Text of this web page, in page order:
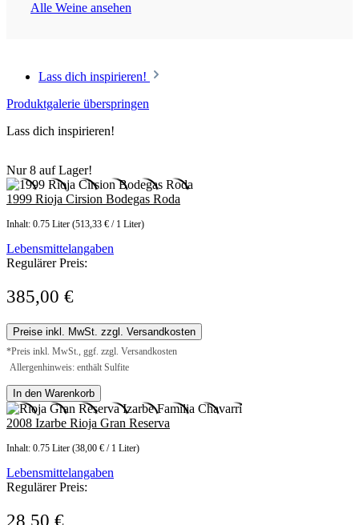
Alle Weine ansehen
Lass dich inspirieren!
Produktgalerie überspringen
Lass dich inspirieren!
Nur 8 auf Lager!
1999 Rioja Cirsion Bodegas Roda
Inhalt: 0.75 Liter (513,33 € / 1 Liter)
Lebensmittelangaben
Regulärer Preis:
385,00 €
Preise inkl. MwSt. zzgl. Versandkosten
*Preis inkl. MwSt., ggf. zzgl. Versandkosten
Allergenhinweis: enthält Sulfite
In den Warenkorb
2008 Izarbe Rioja Gran Reserva
Inhalt: 0.75 Liter (38,00 € / 1 Liter)
Lebensmittelangaben
Regulärer Preis:
28,50 €